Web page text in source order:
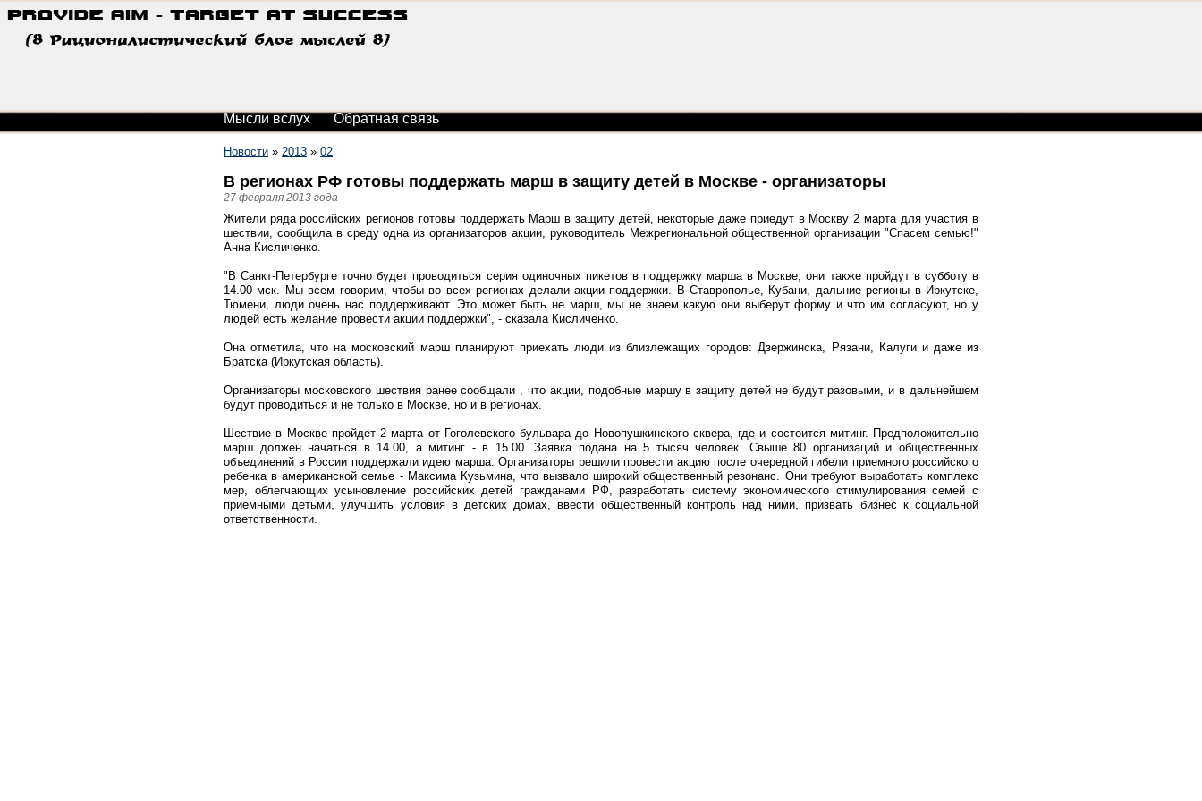
Мысли вслух Обратная связь
Новости » 2013 » 02
В регионах РФ готовы поддержать марш в защиту детей в Москве - организаторы
27 февраля 2013 года
Жители ряда российских регионов готовы поддержать Марш в защиту детей, некоторые даже приедут в Москву 2 марта для участия в
шествии, сообщила в среду одна из организаторов акции, руководитель Межрегиональной общественной организации "Спасем семью!"
Анна Кисличенко.
"В Санкт-Петербурге точно будет проводиться серия одиночных пикетов в поддержку марша в Москве, они также пройдут в субботу в
14.00 мск. Мы всем говорим, чтобы во всех регионах делали акции поддержки. В Ставрополье, Кубани, дальние регионы в Иркутске,
Тюмени, люди очень нас поддерживают. Это может быть не марш, мы не знаем какую они выберут форму и что им согласуют, но у
людей есть желание провести акции поддержки", - сказала Кисличенко.
Она отметила, что на московский марш планируют приехать люди из близлежащих городов: Дзержинска, Рязани, Калуги и даже из
Братска (Иркутская область).
Организаторы московского шествия ранее сообщали , что акции, подобные маршу в защиту детей не будут разовыми, и в дальнейшем
будут проводиться и не только в Москве, но и в регионах.
Шествие в Москве пройдет 2 марта от Гоголевского бульвара до Новопушкинского сквера, где и состоится митинг. Предположительно
марш должен начаться в 14.00, а митинг - в 15.00. Заявка подана на 5 тысяч человек. Свыше 80 организаций и общественных
объединений в России поддержали идею марша. Организаторы решили провести акцию после очередной гибели приемного российского
ребенка в американской семье - Максима Кузьмина, что вызвало широкий общественный резонанс. Они требуют выработать комплекс
мер, облегчающих усыновление российских детей гражданами РФ, разработать систему экономического стимулирования семей с
приемными детьми, улучшить условия в детских домах, ввести общественный контроль над ними, призвать бизнес к социальной
ответственности.